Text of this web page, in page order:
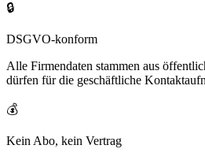
🔒
DSGVO-konform
Alle Firmendaten stammen aus
dürfen für die geschäftliche
💰
Kein Abo, kein Vertrag